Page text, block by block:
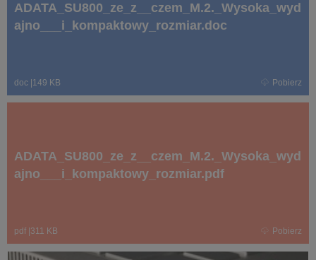
ADATA_SU800_ze_z__czem_M.2._Wysoka_wyd
ajno___i_kompaktowy_rozmiar.doc
doc |149 KB Pobierz
ADATA_SU800_ze_z__czem_M.2._Wysoka_wyd
ajno___i_kompaktowy_rozmiar.pdf
pdf |311 KB Pobierz